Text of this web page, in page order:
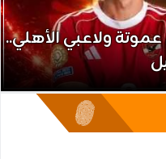
ولاعبي الأهلي..